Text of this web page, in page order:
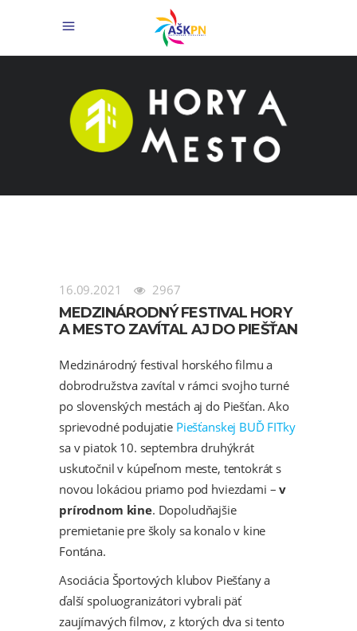
16.09.2021 2967
MEDZINÁRODNÝ FESTIVAL HORY
A MESTO ZAVÍTAL AJ DO PIEŠŤAN
Medzinárodný festival horského filmu a
dobrodružstva zavítal v rámci svojho turné
po slovenských mestách aj do Piešťan. Ako
sprievodné podujatie Piešťanskej BUĎ FITky
sa v piatok 10. septembra druhýkrát
uskutočnil v kúpeľnom meste, tentokrát s
novou lokáciou priamo pod hviezdami –v
prírodnom kine. Dopoludňajšie
premietanie pre školy sa konalo v kine
Fontána.
Asociácia Športových klubov Piešťany a
ďalší spoluogranizátori vybrali päť
zaujímavých filmov, z ktorých dva si tento